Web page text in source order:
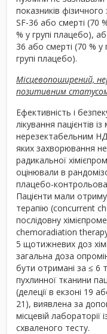
показників
SF-36 або смерті (70
% у групі плацебо),
36 або смерті (70 % у
групі плацебо).
Місцевопоширений,
позитивним статусом
Ефективність і
лікування пацієнтів
нерезектабельним
яких захворювання
радикальної
оцінювали в
плацебо-
Пацієнти мали
терапію (concurrent
послідовну
chemoradiation
5 щотижневих доз
загальна доза
бути отримані за ≤ 6
пухлинної тканини
(делеції в екзоні 19
21), виявлена за
місцевій
схваленого тесту.